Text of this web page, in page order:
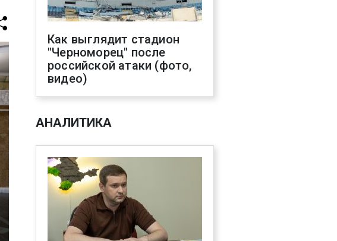
Как выглядит стадион
"Черноморец" после
российской атаки (фото,
видео)
АНАЛИТИКА